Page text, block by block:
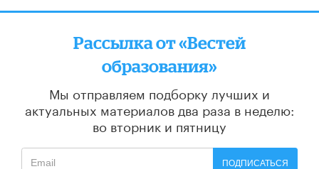
Рассылка от «Вестей
образования»
Мы отправляем подборку лучших и
актуальных материалов два раза в неделю:
во вторник и пятницу
ПОДПИСАТЬСЯ